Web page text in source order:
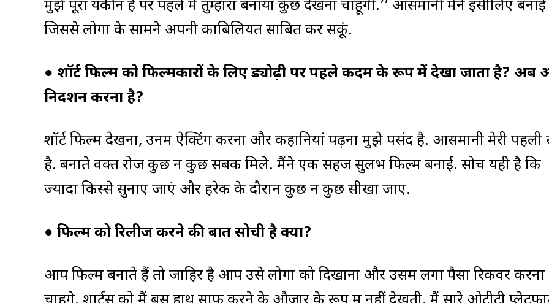
मुझे पूरा यकीन है पर पहले मैं तुम्हारा बनाया कुछ देखना चाहूंगी.’’ आसमानी मैंने इसीलिए
जिससे लोगों के सामने अपनी काबिलियत साबित कर सकूं.
● शॉर्ट फिल्म को फिल्मकारों के लिए ड्योढ़ी पर पहले कदम के रूप में देखा जाता है? अब
निर्देशन करना है?
शॉर्ट फिल्में देखना, उनमें ऐक्टिंग करना और कहानियां पढ़ना मुझे पसंद है. आसमानी मेरी पहली
है. बनाते वक्त रोज कुछ न कुछ सबक मिले. मैंने एक सहज सुलभ फिल्म बनाई. सोच यही है कि
ज्यादा किस्से सुनाए जाएं और हरेक के दौरान कुछ न कुछ सीखा जाए.
● फिल्म को रिलीज करने की बात सोची है क्या?
आप फिल्म बनाते हैं तो जाहिर है आप उसे लोगों को दिखाना और उसमें लगा पैसा रिकवर करना